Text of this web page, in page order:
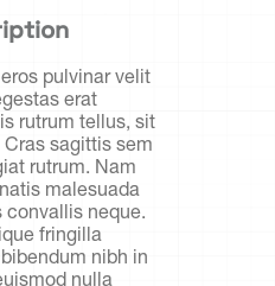
pulvinar velit
erat
rutrum tellus, sit
sagittis sem
rutrum. Nam
malesuada
neque.
fringilla
nibh in
nulla